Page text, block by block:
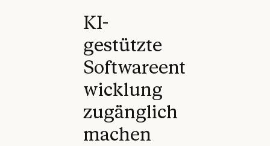
KI-
gestützte
Softwareent
wicklung
zugänglich
machen